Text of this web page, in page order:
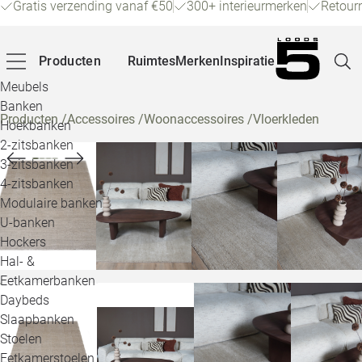
Gratis verzending vanaf €50 300+ interieurmerken
Producten
Meubels
Banken
Hoekbanken
2-zitsbanken
3-zitsbanken
4-zitsbanken
Modulaire banken
U-banken
Hockers
Hal- &
Eetkamerbanken
Daybeds
Slaapbanken
Stoelen
Eetkamerstoelen
RuimtesMerkenInspiratie
Producten/Accessoires /Woonaccessoires /Vloerkleden